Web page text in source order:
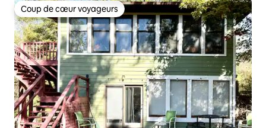
Coup de cœur voyageurs
Coup de cœur voyageurs